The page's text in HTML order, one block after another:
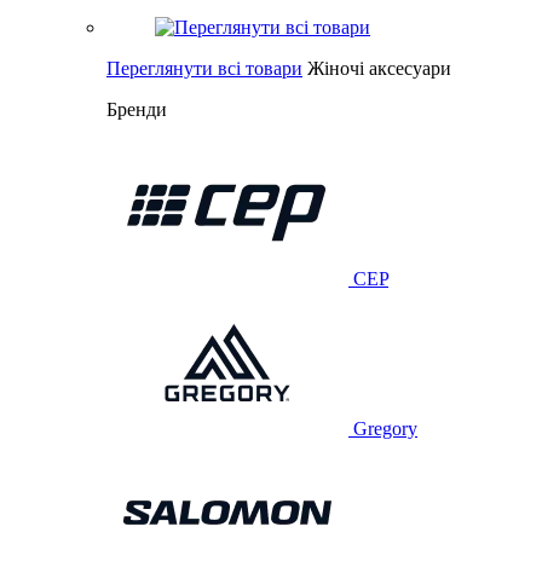
Переглянути всі товари Жіночі аксесуари
Бренди
CEP
Gregory